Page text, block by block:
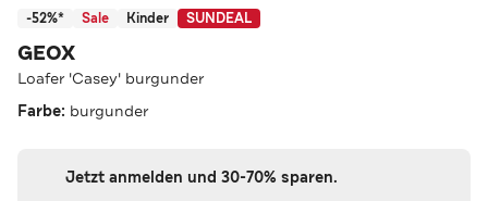
-52%* Sale Kinder SUNDEAL
GEOX
Loafer 'Casey' burgunder
Farbe: burgunder
Jetzt anmelden und 30-70% sparen.